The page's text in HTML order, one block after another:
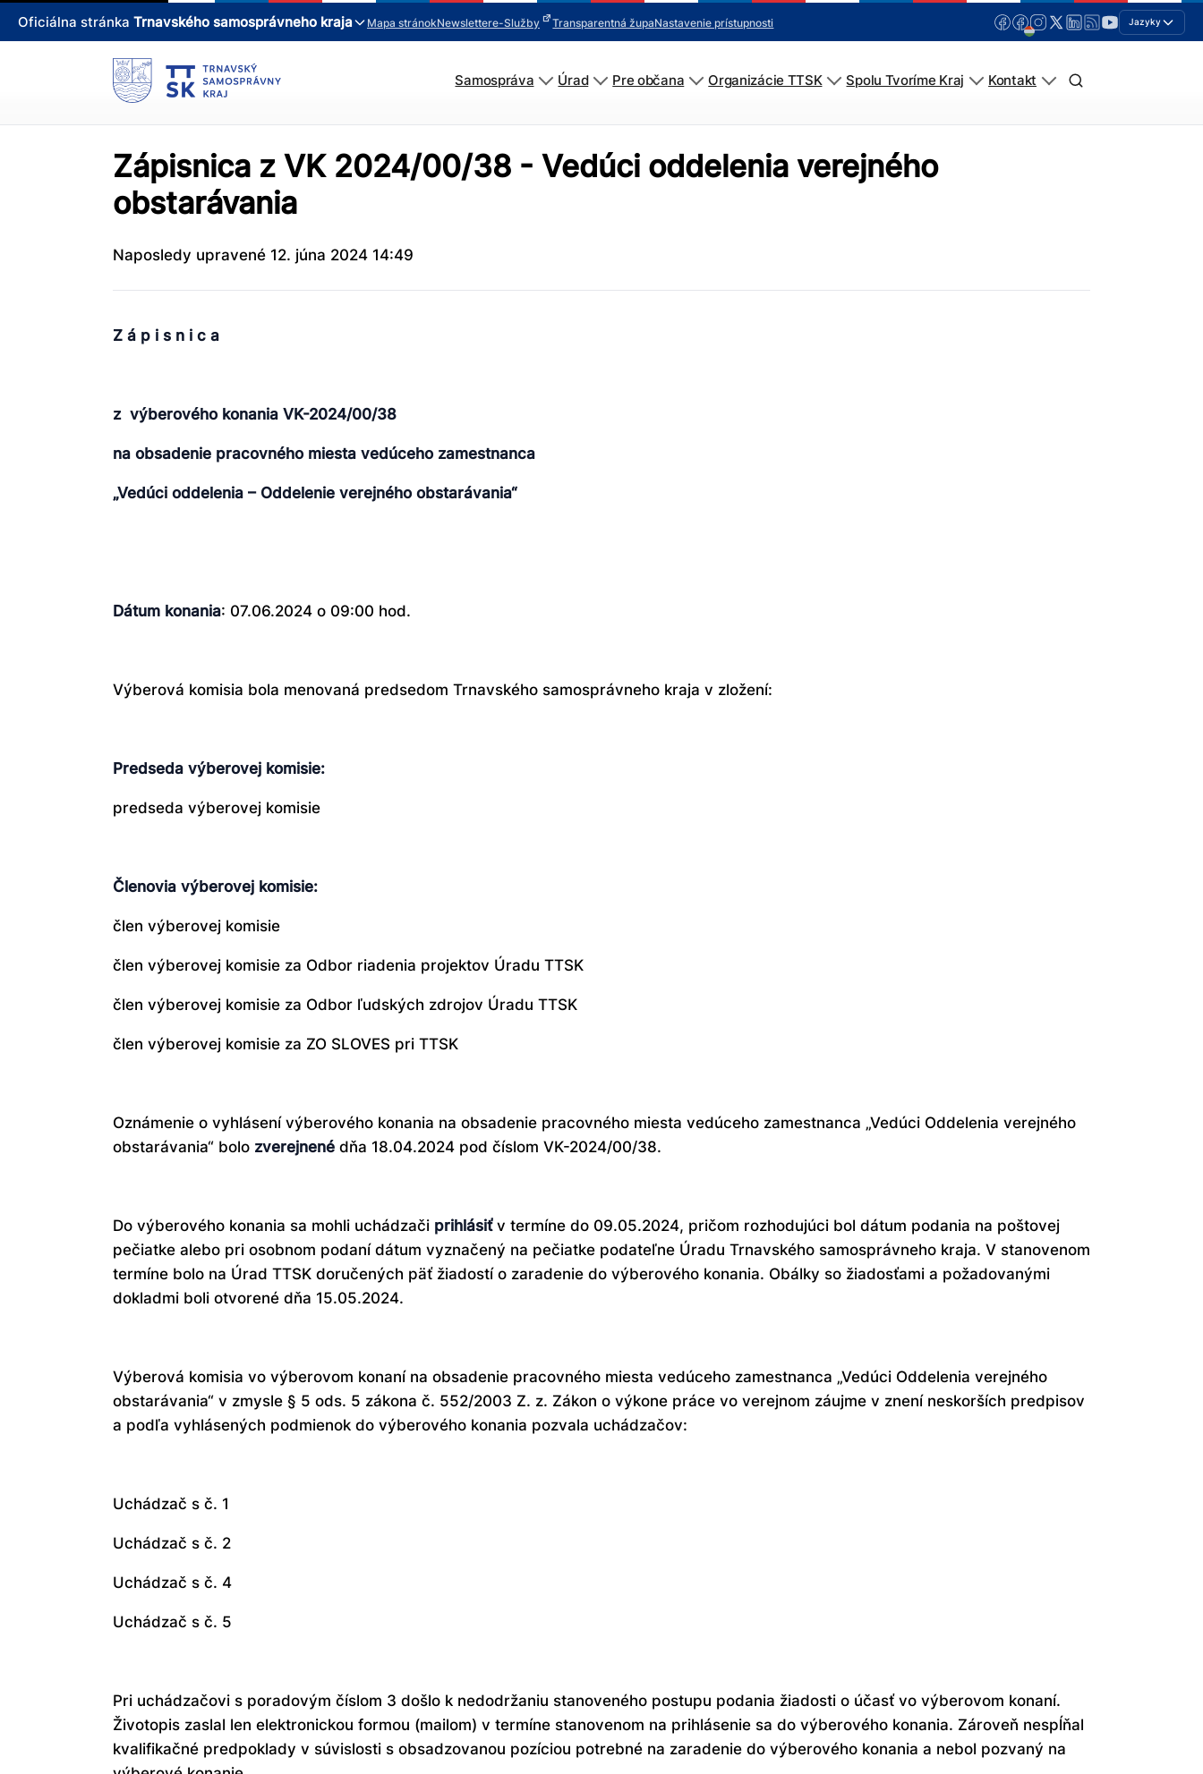
Oficiálna stránka Trnavského samosprávneho kraja Mapa stránokNewslettere-Služby Transparentná župaNastavenie prístupnosti Jazyky
Samospráva Úrad Pre občana Organizácie TTSK Spolu Tvoríme Kraj Kontakt
Zápisnica z VK 2024/00/38 - Vedúci oddelenia verejného
obstarávania
Naposledy upravené 12. júna 2024 14:49
Z á p i s n i c a
z výberového konania VK-2024/00/38
na obsadenie pracovného miesta vedúceho zamestnanca
„Vedúci oddelenia – Oddelenie verejného obstarávania“
Dátum konania: 07.06.2024 o 09:00 hod.
Výberová komisia bola menovaná predsedom Trnavského samosprávneho kraja v zložení:
Predseda výberovej komisie:
predseda výberovej komisie
Členovia výberovej komisie:
člen výberovej komisie
člen výberovej komisie za Odbor riadenia projektov Úradu TTSK
člen výberovej komisie za Odbor ľudských zdrojov Úradu TTSK
člen výberovej komisie za ZO SLOVES pri TTSK
Oznámenie o vyhlásení výberového konania na obsadenie pracovného miesta vedúceho zamestnanca „Vedúci Oddelenia verejného
obstarávania“ bolo zverejnené dňa 18.04.2024 pod číslom VK-2024/00/38.
Do výberového konania sa mohli uchádzači prihlásiťv termíne do 09.05.2024, pričom rozhodujúci bol dátum podania na poštovej
pečiatke alebo pri osobnom podaní dátum vyznačený na pečiatke podateľne Úradu Trnavského samosprávneho kraja. V stanovenom
termíne bolo na Úrad TTSK doručených päť žiadostí o zaradenie do výberového konania. Obálky so žiadosťami a požadovanými
dokladmi boli otvorené dňa 15.05.2024.
Výberová komisia vo výberovom konaní na obsadenie pracovného miesta vedúceho zamestnanca „Vedúci Oddelenia verejného
obstarávania“ v zmysle § 5 ods. 5 zákona č. 552/2003 Z. z. Zákon o výkone práce vo verejnom záujme v znení neskorších predpisov
a podľa vyhlásených podmienok do výberového konania pozvala uchádzačov:
Uchádzač s č. 1
Uchádzač s č. 2
Uchádzač s č. 4
Uchádzač s č. 5
Pri uchádzačovi s poradovým číslom 3 došlo k nedodržaniu stanoveného postupu podania žiadosti o účasť vo výberovom konaní.
Životopis zaslal len elektronickou formou (mailom) v termíne stanovenom na prihlásenie sa do výberového konania. Zároveň nespĺňal
kvalifikačné predpoklady v súvislosti s obsadzovanou pozíciou potrebné na zaradenie do výberového konania a nebol pozvaný na